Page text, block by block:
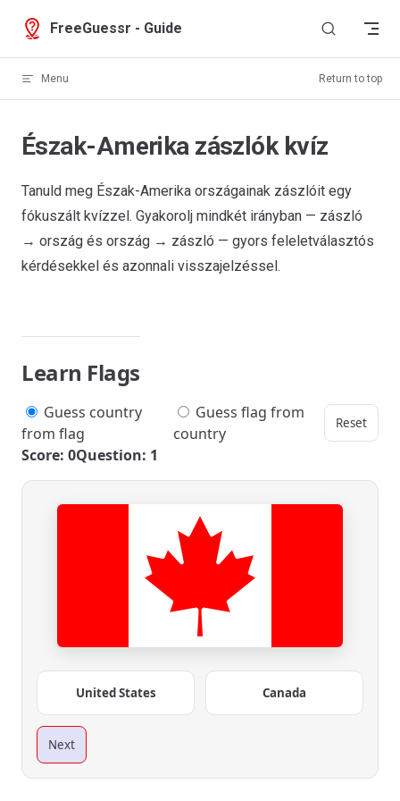
Skip to content
FreeGuessr - Guide
Menu Return to top
Észak-Amerika zászlók kvíz
Tanuld meg Észak-Amerika országainak zászlóit egy
fókuszált kvízzel. Gyakorolj mindkét irányban — zászló
→ ország és ország → zászló — gyors feleletválasztós
kérdésekkel és azonnali visszajelzéssel.
Learn Flags
Guess country
from flag
Guess flag from
country
Reset
Score: 0Question: 1
United States Canada
Next